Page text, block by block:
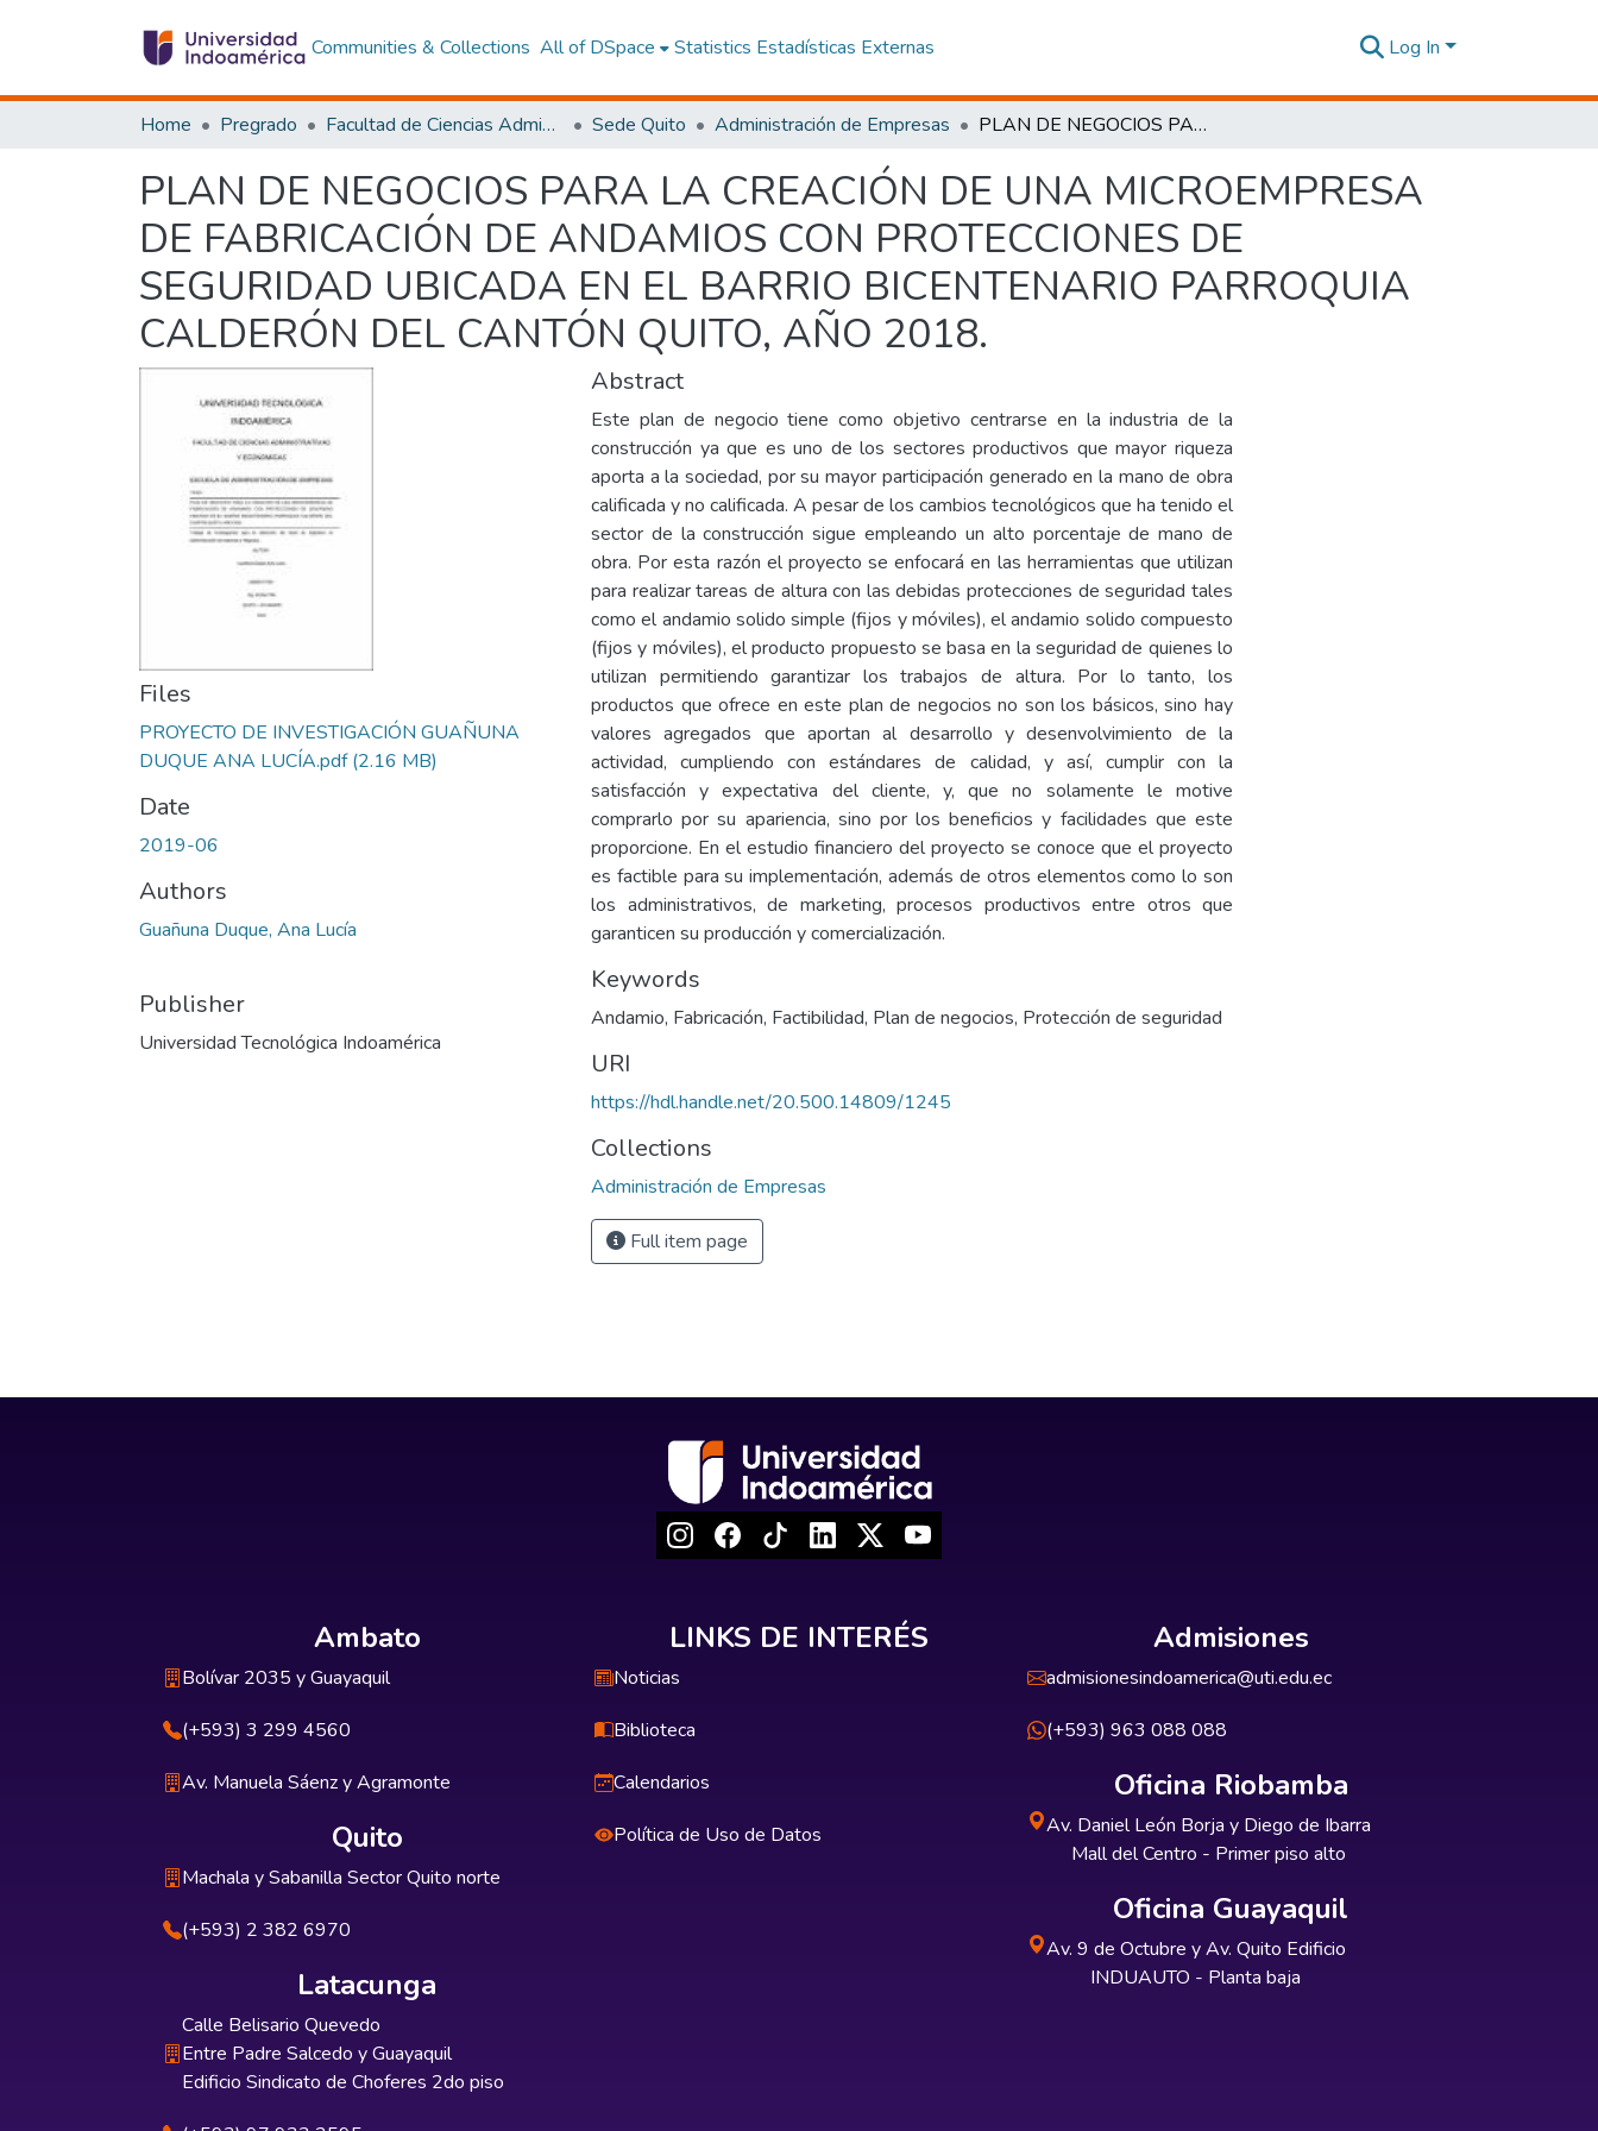
Communities & Collections All of DSpace Statistics Estadísticas Externas Log In
Home Pregrado Facultad de Ciencias Administrativas y Económicas Sede Quito Administración de Empresas PLAN DE NEGOCIOS PARA LA CREACIÓN DE UNA MICROEMPRESA DE FABRICACIÓN DE ANDAMIOS CON PROTECCIONES DE SEGURIDAD UBICADA EN EL BARRIO BICENTENARIO PARROQUIA CALDERÓN DEL CANTÓN QUITO, AÑO 2018.
PLAN DE NEGOCIOS PARA LA CREACIÓN DE UNA MICROEMPRESA
DE FABRICACIÓN DE ANDAMIOS CON PROTECCIONES DE
SEGURIDAD UBICADA EN EL BARRIO BICENTENARIO PARROQUIA
CALDERÓN DEL CANTÓN QUITO, AÑO 2018.
Files
PROYECTO DE INVESTIGACIÓN GUAÑUNA
DUQUE ANA LUCÍA.pdf(2.16 MB)
Date
2019-06
Authors
Guañuna Duque, Ana Lucía
Publisher
Universidad Tecnológica Indoamérica
Abstract
Este plan de negocio tiene como objetivo centrarse en la industria de la
construcción ya que es uno de los sectores productivos que mayor riqueza
aporta a la sociedad, por su mayor participación generado en la mano de obra
calificada y no calificada. A pesar de los cambios tecnológicos que ha tenido el
sector de la construcción sigue empleando un alto porcentaje de mano de
obra. Por esta razón el proyecto se enfocará en las herramientas que utilizan
para realizar tareas de altura con las debidas protecciones de seguridad tales
como el andamio solido simple (fijos y móviles), el andamio solido compuesto
(fijos y móviles), el producto propuesto se basa en la seguridad de quienes lo
utilizan permitiendo garantizar los trabajos de altura. Por lo tanto, los
productos que ofrece en este plan de negocios no son los básicos, sino hay
valores agregados que aportan al desarrollo y desenvolvimiento de la
actividad, cumpliendo con estándares de calidad, y así, cumplir con la
satisfacción y expectativa del cliente, y, que no solamente le motive
comprarlo por su apariencia, sino por los beneficios y facilidades que este
proporcione. En el estudio financiero del proyecto se conoce que el proyecto
es factible para su implementación, además de otros elementos como lo son
los administrativos, de marketing, procesos productivos entre otros que
garanticen su producción y comercialización.
Keywords
Andamio, Fabricación, Factibilidad, Plan de negocios, Protección de seguridad
URI
https://hdl.handle.net/20.500.14809/1245
Collections
Administración de Empresas
Full item page
Ambato
Bolívar 2035 y Guayaquil
(+593) 3 299 4560
Av. Manuela Sáenz y Agramonte
Quito
Machala y Sabanilla Sector Quito norte
(+593) 2 382 6970
Latacunga
Calle Belisario Quevedo
Entre Padre Salcedo y Guayaquil
Edificio Sindicato de Choferes 2do piso
LINKS DE INTERÉS
Noticias
Biblioteca
Calendarios
Política de Uso de Datos
Admisiones
admisionesindoamerica@uti.edu.ec
(+593) 963 088 088
Oficina Riobamba
Av. Daniel León Borja y Diego de Ibarra
Mall del Centro - Primer piso alto
Oficina Guayaquil
Av. 9 de Octubre y Av. Quito Edificio
INDUAUTO - Planta baja